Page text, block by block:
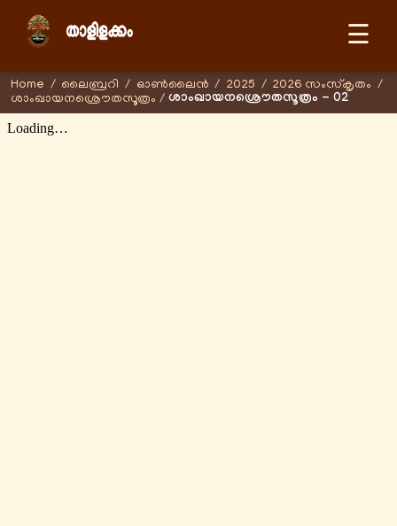
☰
Home / ലൈബ്രറി / ഓണ്‍ലൈന്‍ / 2025 / 2026 സംസ്കൃതം /
ശാംഖായനശ്രൌതസൂത്രം / ശാംഖായനശ്രൌതസൂത്രം - 02